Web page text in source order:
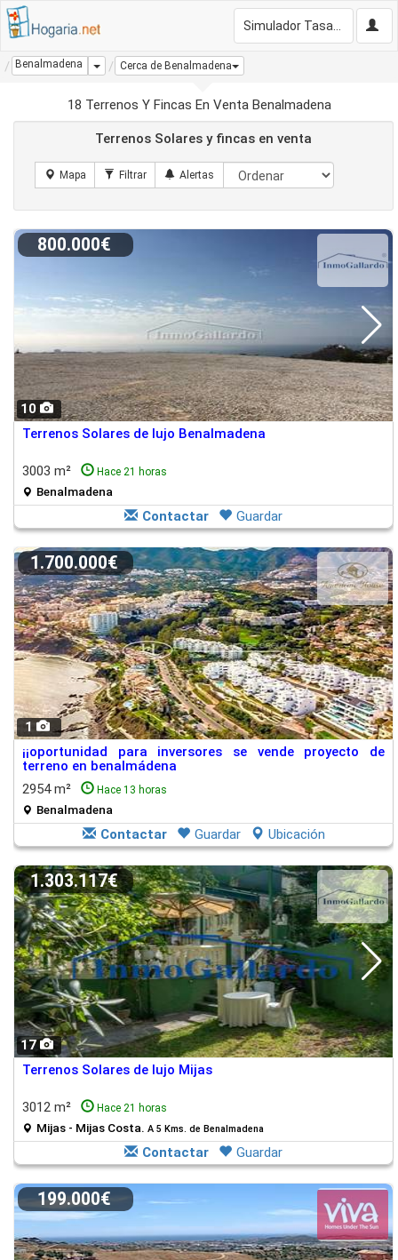
Benalmadena Dropdown
Cerca de Benalmadena
18 Terrenos Y Fincas En Venta Benalmadena
Terrenos Solares y fincas en venta
10
800.000€
Terrenos Solares de lujo Benalmadena
3003 m² Hace 21 horas
Benalmadena
Contactar Guardar
1
1.700.000€
¡¡oportunidad para inversores se vende proyecto de
terreno en benalmádena
2954 m²
Hace 13 horas
Benalmadena
Contactar Guardar Ubicación
17
1.303.117€
Terrenos Solares de lujo Mijas
3012 m² Hace 21 horas
Mijas - Mijas Costa. A 5 Kms. de Benalmadena
Contactar Guardar
199.000€